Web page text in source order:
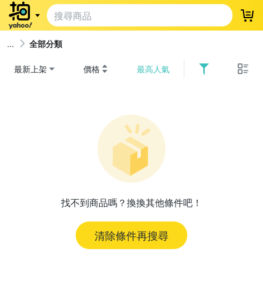
登
全部分類
最新上架 價格 最高人氣
找不到商品嗎？換換其他條件吧！
清除條件再搜尋